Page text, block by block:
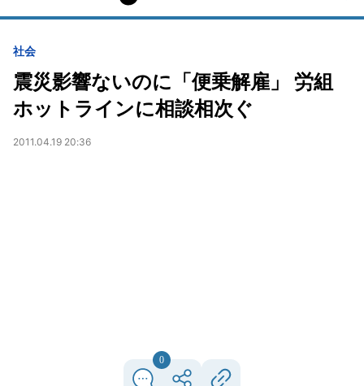
社会
震災影響ないのに「便乗解雇」 労組
ホットラインに相談相次ぐ
2011.04.19 20:36
0